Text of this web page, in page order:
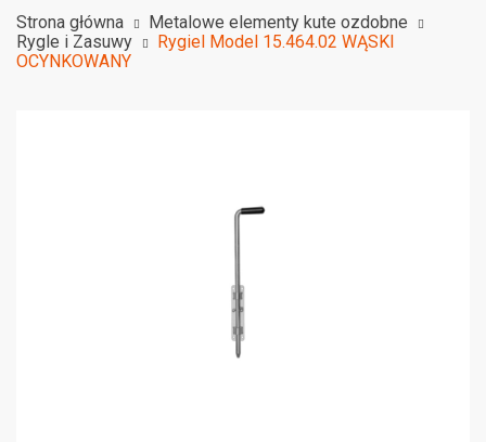
Strona główna
Metalowe elementy kute ozdobne
Rygle i Zasuwy
Rygiel Model 15.464.02 WĄSKI
OCYNKOWANY